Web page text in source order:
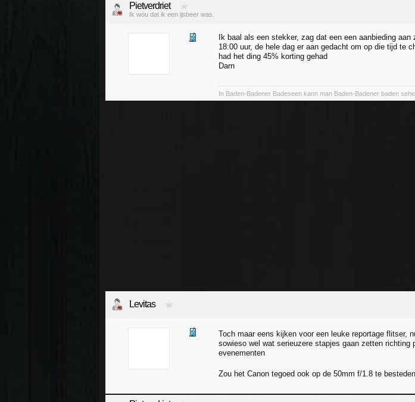
Pietverdriet
Ik wou dat ik een ijsbeer was.
Ik baal als een stekker, zag dat een een aanbieding
18:00 uur, de hele dag er aan gedacht om op die tijd te
had het ding 45% korting gehad
Darn
In Baden-Badener Badeseen kann man Baden-Badener baden
Levitas
Toch maar eens kijken voor een leuke reportage flitser,
sowieso wel wat serieuzere stapjes gaan zetten
evenementen
Zou het Canon tegoed ook op de 50mm f/1.8 te